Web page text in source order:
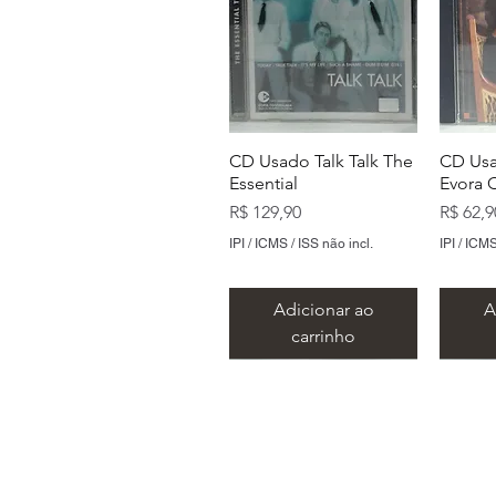
CD Usado Talk Talk The
Essential
Preço
R$ 129,90
IPI / ICMS / ISS não incl.
Adicionar ao
carrinho
CD
Evora
Preço
R$
IPI /